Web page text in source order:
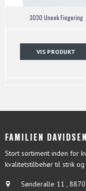
3030 Uneek Fingering
VIS PRODUKT
FAMILIEN DAVIDSEN
Stort sortiment inden for
kvalitetstilbehør til strik
Sønderalle 11 ,